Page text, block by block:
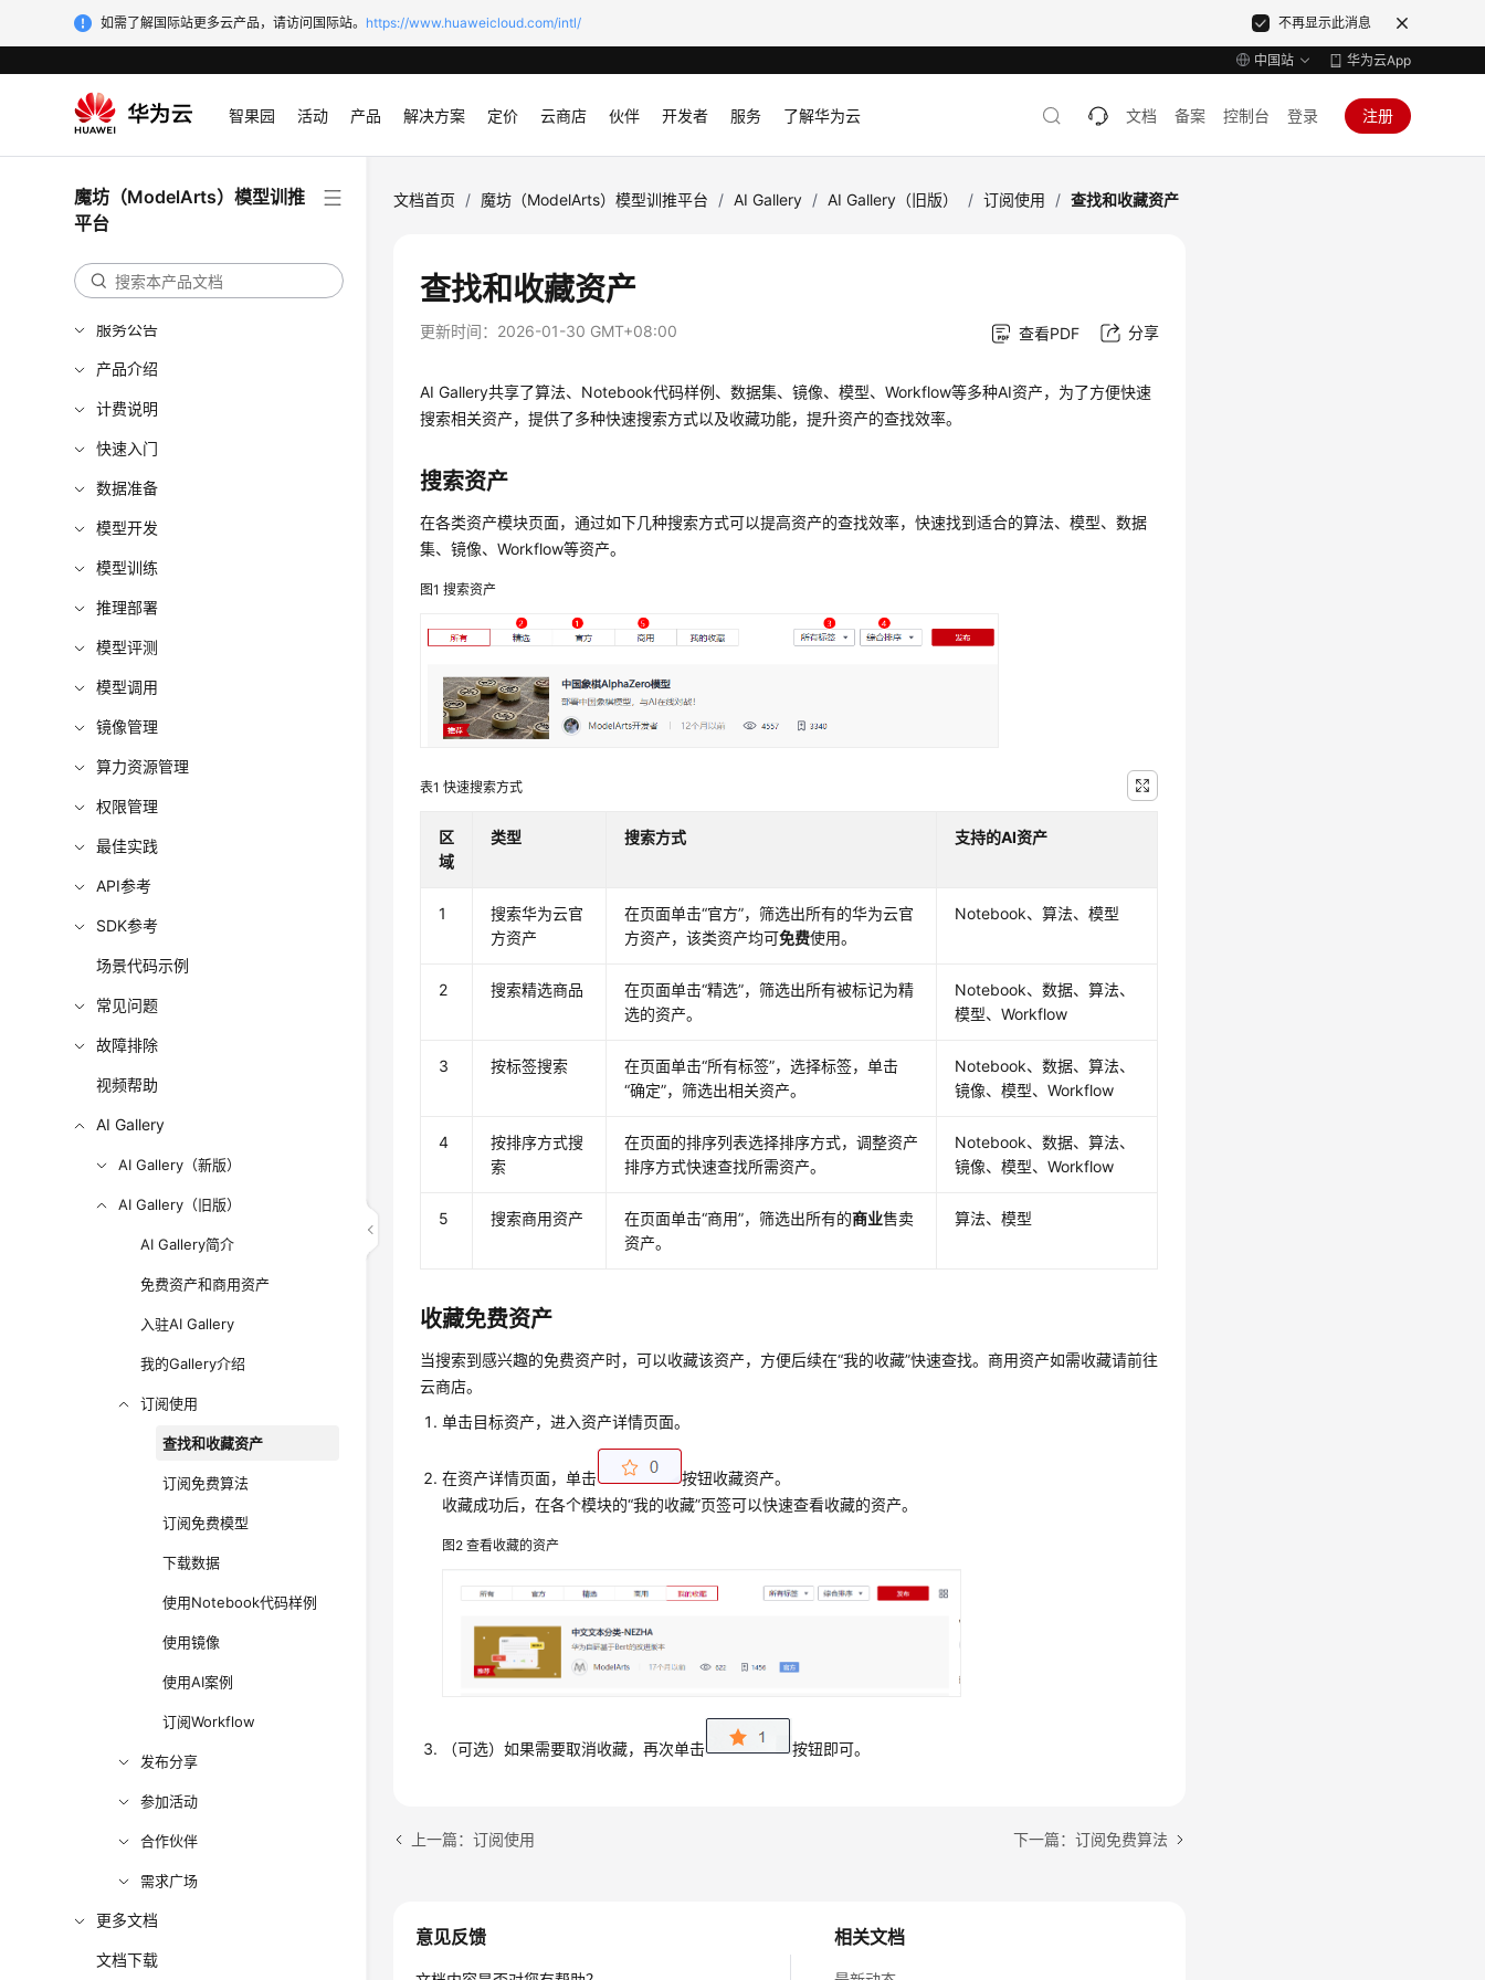
如需了解国际站更多云产品，请访问国际站。 https://www.huaweicloud.com/intl/ 不再显示此消息
中国站 华为云App
智果园 活动 产品 解决方案 定价 云商店 伙伴 开发者 服务 了解华为云 文档 备案 控制台 登录 注册
魔坊（ModelArts）模型训推
平台
最新动态
服务公告
产品介绍
计费说明
快速入门
数据准备
模型开发
模型训练
推理部署
模型评测
模型调用
镜像管理
算力资源管理
权限管理
最佳实践
API参考
SDK参考
场景代码示例
常见问题
故障排除
视频帮助
AI Gallery
AI Gallery（新版）
AI Gallery（旧版）
AI Gallery简介
免费资产和商用资产
入驻AI Gallery
我的Gallery介绍
订阅使用
查找和收藏资产
订阅免费算法
订阅免费模型
下载数据
使用Notebook代码样例
使用镜像
使用AI案例
订阅Workflow
发布分享
参加活动
合作伙伴
需求广场
更多文档
文档下载
文档首页 / 魔坊（ModelArts）模型训推平台 / AI Gallery / AI Gallery（旧版） / 订阅使用 / 查找和收藏资产
查找和收藏资产
更新时间： 2026-01-30 GMT+08:00 查看PDF 分享
AI Gallery共享了算法、Notebook代码样例、数据集、镜像、模型、Workflow等多种AI资产，为了方便快速
搜索相关资产，提供了多种快速搜索方式以及收藏功能，提升资产的查找效率。
搜索资产
在各类资产模块页面，通过如下几种搜索方式可以提高资产的查找效率，快速找到适合的算法、模型、数据
集、镜像、Workflow等资产。
图1搜索资产
表1快速搜索方式
区
域
类型 搜索方式 支持的AI资产
1
搜索华为云官
方资产
在页面单击“官方”，筛选出所有的华为云官
方资产，该类资产均可免费使用。
Notebook、算法、模型
2 搜索精选商品
在页面单击“精选”，筛选出所有被标记为精
选的资产。
Notebook、数据、算法、
模型、Workflow
3 按标签搜索
在页面单击“所有标签”，选择标签，单击
“确定”，筛选出相关资产。
Notebook、数据、算法、
镜像、模型、Workflow
4
按排序方式搜
索
在页面的排序列表选择排序方式，调整资产
排序方式快速查找所需资产。
Notebook、数据、算法、
镜像、模型、Workflow
5 搜索商用资产 在页面单击“商用”，筛选出所有的商业售卖
资产。
算法、模型
收藏免费资产
当搜索到感兴趣的免费资产时，可以收藏该资产，方便后续在“我的收藏”快速查找。商用资产如需收藏请前往
云商店。
单击目标资产，进入资产详情页面。
在资产详情页面，单击
按钮收藏资产。
收藏成功后，在各个模块的“我的收藏”页签可以快速查看收藏的资产。
图2查看收藏的资产
（可选）如果需要取消收藏，再次单击 按钮即可。
上一篇：订阅使用 下一篇：订阅免费算法
相关文档
意见反馈